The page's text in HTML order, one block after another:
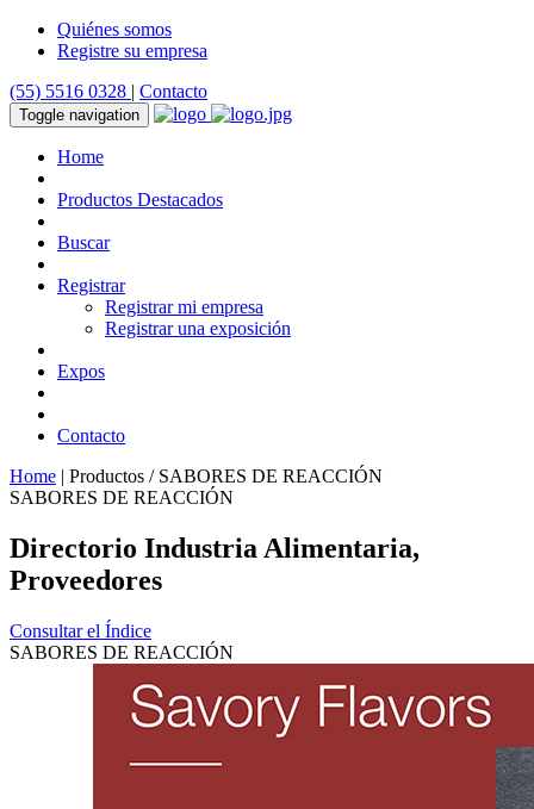
Quiénes somos
Registre su empresa
(55) 5516 0328 | Contacto
Toggle navigation
Home
Productos Destacados
Buscar
Registrar
Registrar mi empresa
Registrar una exposición
Expos
Contacto
Home | Productos / SABORES DE REACCIÓN
SABORES DE REACCIÓN
Directorio Industria Alimentaria,
Proveedores
Consultar el Índice
SABORES DE REACCIÓN